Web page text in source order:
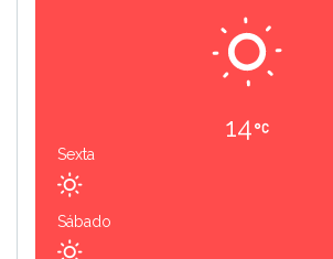
14
Sexta
Sábado